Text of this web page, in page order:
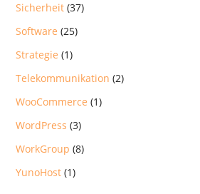
Sicherheit (37)
Software (25)
Strategie (1)
Telekommunikation (2)
WooCommerce (1)
WordPress (3)
WorkGroup (8)
YunoHost (1)